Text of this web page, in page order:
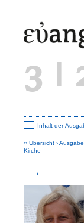
3 |
Übersicht
Kirche
Inhalt der